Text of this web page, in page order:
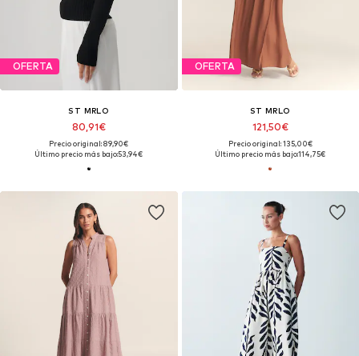
OFERTA
ST MRLO
80,91€
Precio original: 89,90€
Último precio más bajo:53,94€
OFERTA
ST MRLO
121,50€
Precio original: 135,00€
Último precio más bajo:114,75€